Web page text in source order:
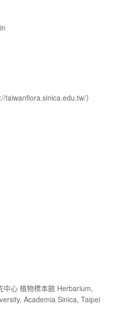
taiwanflora.sinica.edu.tw/）
中心 植物標本館 Herbarium,
Academia Sinica, Taipei